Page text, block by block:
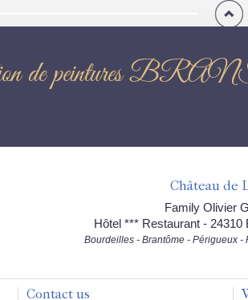
de
Château de
Family Olivier
Hôtel *** Restaurant - 24310
Bourdeilles - Brantôme - Périgueux -
Contact us